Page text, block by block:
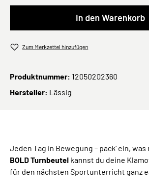
In den Warenkorb
Zum Merkzettel hinzufügen
Produktnummer: 12050202360
Hersteller: Lässig
Jeden Tag in Bewegung – pack' ein, was
BOLD Turnbeutel kannst du deine
für den nächsten Sportunterricht ganz